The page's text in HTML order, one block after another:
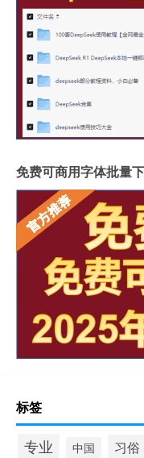
免费可商用字体批量
标签
专业 中国 习俗